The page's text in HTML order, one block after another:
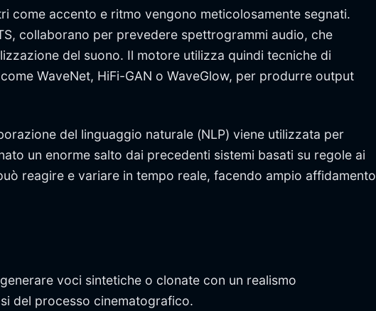
come accento e ritmo vengono meticolosamente segnati.
collaborano per prevedere spettrogrammi audio, che
del suono. Il motore utilizza quindi tecniche di
WaveNet, HiFi-GAN o WaveGlow, per produrre output
del linguaggio naturale (NLP) viene utilizzata per
un enorme salto dai precedenti sistemi basati su regole ai
reagire e variare in tempo reale, facendo ampio affidamento
voci sintetiche o clonate con un realismo
del processo cinematografico.